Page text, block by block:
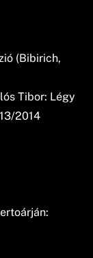
(Bibirich,
Tibor: Légy
2014